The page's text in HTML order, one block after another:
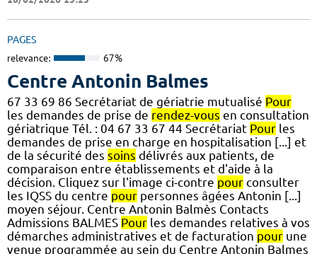
PAGES
relevance: 67%
Centre Antonin Balmes
67 33 69 86 Secrétariat de gériatrie mutualisé Pour
les demandes de prise de rendez-vous en consultation
gériatrique Tél. : 04 67 33 67 44 Secrétariat Pour les
demandes de prise en charge en hospitalisation [...] et
de la sécurité des soins délivrés aux patients, de
comparaison entre établissements et d'aide à la
décision. Cliquez sur l'image ci-contre pour consulter
les IQSS du centre pour personnes âgées Antonin [...]
moyen séjour. Centre Antonin Balmès Contacts
Admissions BALMES Pour les demandes relatives à vos
démarches administratives et de facturation pour une
venue programmée au sein du Centre Antonin Balmes